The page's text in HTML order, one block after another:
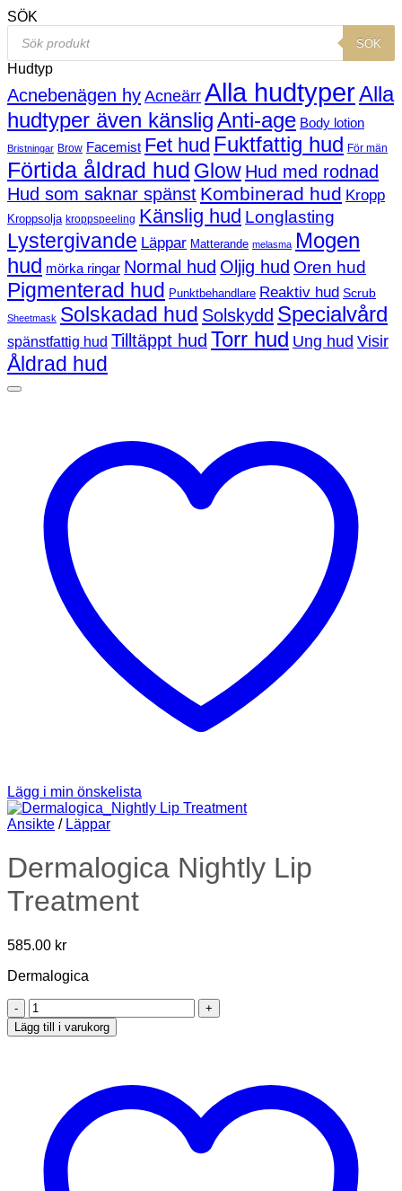
SÖK
Products
search
SÖK
Hudtyp
Acnebenägen hy Acneärr Alla hudtyperAlla
hudtyper även känsligAnti-age Body lotion
Bristningar Brow Facemist Fet hud Fuktfattig hud För män
Förtida åldrad hud Glow Hud med rodnad
Hud som saknar spänst Kombinerad hud Kropp
Kroppsolja kroppspeeling Känslig hud Longlasting
Lystergivande Läppar Matterande melasma Mogen
hud mörka ringar Normal hud Oljig hud Oren hud
Pigmenterad hud Punktbehandlare Reaktiv hud Scrub
Sheetmask Solskadad hud Solskydd Specialvård
spänstfattig hud Tilltäppt hud Torr hud Ung hud Visir
Åldrad hud
Lägg i min önskelista
Ansikte / Läppar
Dermalogica Nightly Lip
Treatment
585.00 kr
Dermalogica
Dermalogica
Nightly
Lip
Lägg till i varukorg